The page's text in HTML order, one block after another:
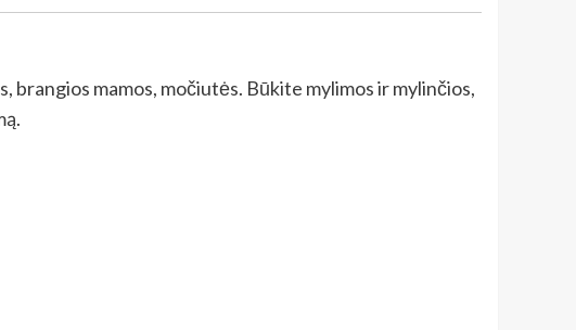
brangios mamos, močiutės. Būkite mylimos ir mylinčios,